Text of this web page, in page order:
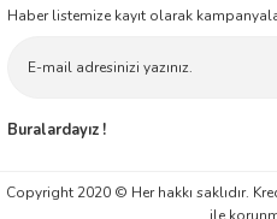
Haber listemize kayıt olarak
Buralardayız !
Copyright 2020 © Her hakkı saklıdır.